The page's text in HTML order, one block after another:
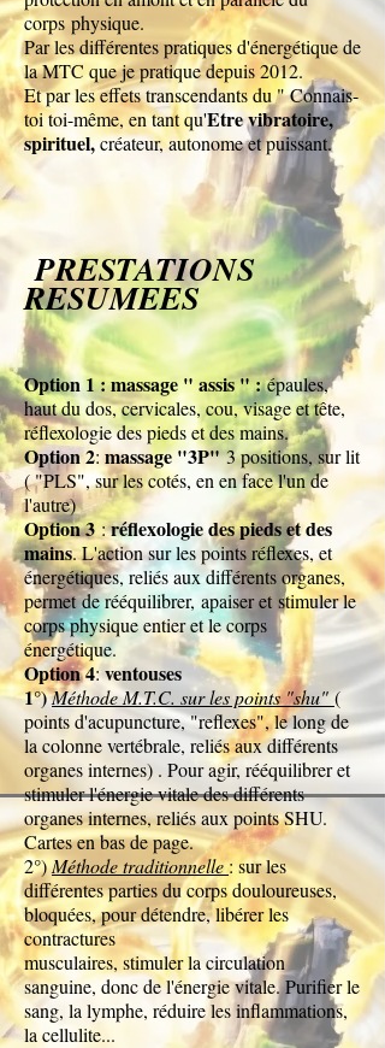
corps physique.
Par les différentes pratiques d'énergétique de
laMTC que je pratique depuis 2012.
Et par les effets transcendants du " Connais-
toi toi-même, en tant qu'Etre vibratoire,
spirituel,créateur, autonome et puissant.
PRESTATIONS
RESUMEES
Option 1 : massage " assis " :épaules,
haut du dos, cervicales, cou, visage et tête,
réflexologie des pieds et des mains.
Option 2:massage "3P"3 positions, sur lit
( "PLS", sur les cotés, en en face l'un de
l'autre)
Option 3:réflexologie des pieds et des
mains. L'action sur les points réflexes, et
énergétiques, reliés aux différents organes,
permetde rééquilibrer, apaiser et stimuler le
corps physique entier et le corps
énergétique.
Option 4:ventouses
1°)Méthode M.T.C. sur les points "shu"(
points d'acupuncture, "reflexes", le long de
la colonne vertébrale, reliés aux différents
organes internes) . Pour agir, rééquilibrer et
stimuler l'énergie vitale des différents
organes internes, reliés aux points SHU.
Cartes en bas de page.
2°)Méthode traditionnelle: sur les
différentes parties du corps douloureuses,
bloquées, pour détendre, libérer les
contractures
musculaires, stimuler la circulation
sanguine, donc de l'énergie vitale. Purifier le
sang, la lymphe, réduire les inflammations,
la cellulite...